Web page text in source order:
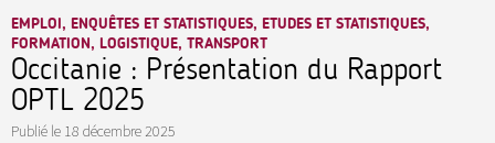
EMPLOI, ENQUÊTES ET STATISTIQUES, ETUDES ET STATISTIQUES,
FORMATION, LOGISTIQUE, TRANSPORT
Occitanie : Présentation du Rapport
OPTL 2025
Publié le 18 décembre 2025